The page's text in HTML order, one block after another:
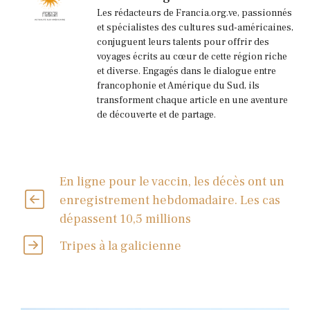
Les rédacteurs de Francia.org.ve, passionnés
et spécialistes des cultures sud-américaines,
conjuguent leurs talents pour offrir des
voyages écrits au cœur de cette région riche
et diverse. Engagés dans le dialogue entre
francophonie et Amérique du Sud, ils
transforment chaque article en une aventure
de découverte et de partage.
En ligne pour le vaccin, les décès ont un
enregistrement hebdomadaire. Les cas
dépassent 10,5 millions
Tripes à la galicienne